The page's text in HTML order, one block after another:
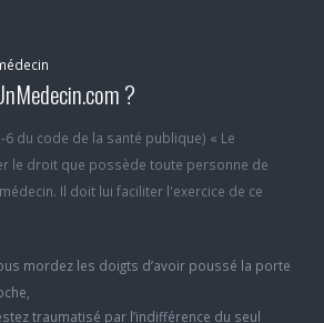
?
6 du code de la santé publique) « Le
le droit que possède toute personne de
Il doit lui faciliter l'exercice de ce
mordez les doigts d’avoir poussé la porte
traumatisé par l’indifférence du seul